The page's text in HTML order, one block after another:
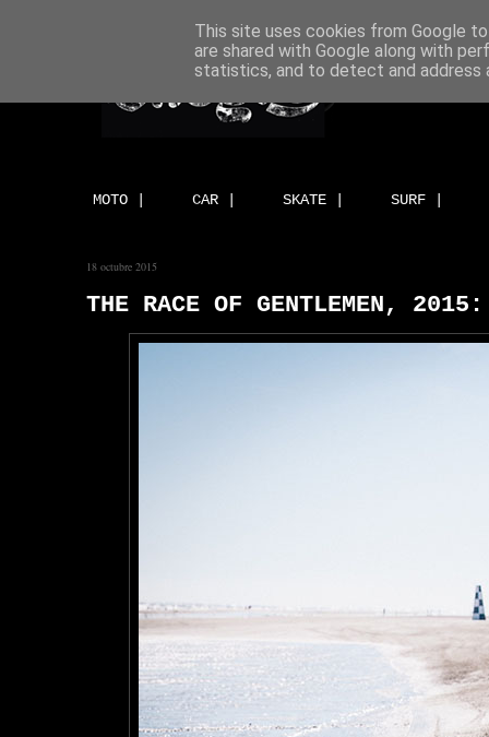
MOTO | CAR | SKATE | SURF |
18 octubre 2015
THE RACE OF GENTLEMEN,
This site uses cookies from Google
are shared with Google along with
statistics, and to detect and address